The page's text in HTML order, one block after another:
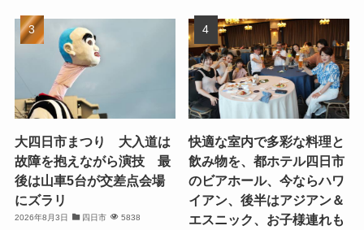
大四日市まつり 大入道は
故障を抱えながら演技 最
後は山車5台が交差点会場
にズラリ
2026年8月3日 四日市 5838
快適な室内で多彩な料理と
飲み物を、都ホテル四日市
のビアホール、今ならハワ
イアン、後半はアジアン＆
エスニック、お子様連れも